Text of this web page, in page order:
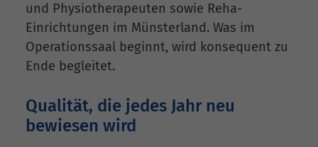
und Physiotherapeuten sowie Reha-
Einrichtungen im Münsterland. Was im
Operationssaal beginnt, wird konsequent zu
Ende begleitet.
Qualität, die jedes Jahr neu
bewiesen wird